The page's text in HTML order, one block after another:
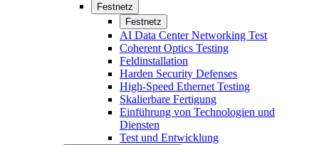
Festnetz
Festnetz
AI Data Center Networking Test
Coherent Optics Testing
Feldinstallation
Harden Security Defenses
High-Speed Ethernet Testing
Skalierbare Fertigung
Einführung von Technologien und
Diensten
Test und Entwicklung